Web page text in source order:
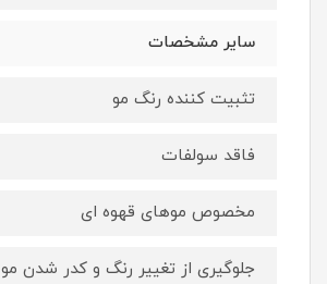
سایر مشخصات
تثبیت کننده رنگ مو
فاقد سولفات
مخصوص موهای قهوه ای
جلوگیری از تغییر رنگ و کدر شدن مو